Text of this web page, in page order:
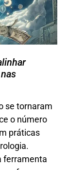
se tornaram
o número
práticas
ferramenta